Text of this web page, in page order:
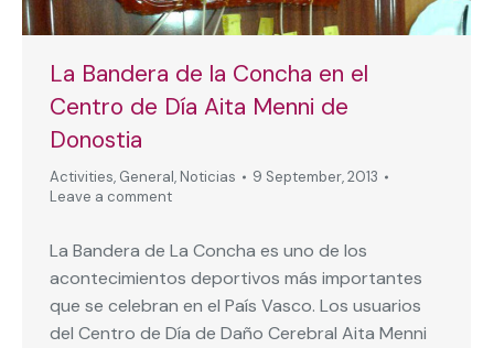
La Bandera de la Concha en el
Centro de Día Aita Menni de
Donostia
Activities, General, Noticias
9 September, 2013
Leave a comment
La Bandera de La Concha es uno de los
acontecimientos deportivos más importantes
que se celebran en el País Vasco. Los usuarios
del Centro de Día de Daño Cerebral Aita Menni